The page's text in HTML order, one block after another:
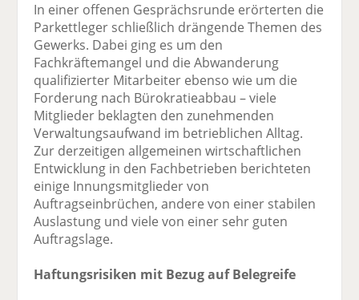
In einer offenen Gesprächsrunde erörterten die
Parkettleger schließlich drängende Themen des
Gewerks. Dabei ging es um den
Fachkräftemangel und die Abwanderung
qualifizierter Mitarbeiter ebenso wie um die
Forderung nach Bürokratieabbau – viele
Mitglieder beklagten den zunehmenden
Verwaltungsaufwand im betrieblichen Alltag.
Zur derzeitigen allgemeinen wirtschaftlichen
Entwicklung in den Fachbetrieben berichteten
einige Innungsmitglieder von
Auftragseinbrüchen, andere von einer stabilen
Auslastung und viele von einer sehr guten
Auftragslage.
Haftungsrisiken mit Bezug auf Belegreife